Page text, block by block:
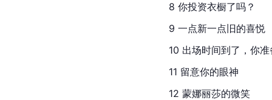
8 你投资衣橱了吗？
9 一点新一点旧的喜悦
10 出场时间到了，你
11 留意你的眼神
12 蒙娜丽莎的微笑